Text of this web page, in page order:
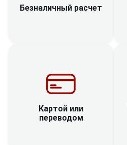
Безналичный расчет
Картой или
переводом